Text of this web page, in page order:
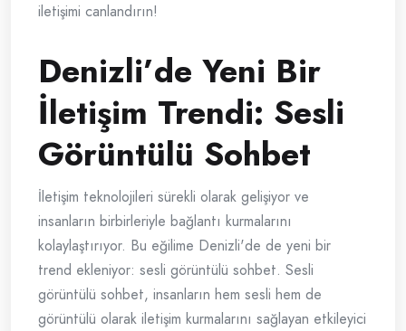
iletişimi canlandırın!
Denizli’de Yeni Bir
İletişim Trendi: Sesli
Görüntülü Sohbet
İletişim teknolojileri sürekli olarak gelişiyor ve
insanların birbirleriyle bağlantı kurmalarını
kolaylaştırıyor. Bu eğilime Denizli'de de yeni bir
trend ekleniyor: sesli görüntülü sohbet. Sesli
görüntülü sohbet, insanların hem sesli hem de
görüntülü olarak iletişim kurmalarını sağlayan etkileyici